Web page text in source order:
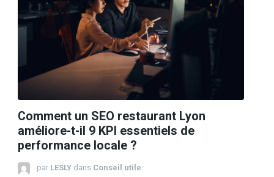
Comment un SEO restaurant Lyon
améliore-t-il 9 KPI essentiels de
performance locale ?
par LESLY dans Conseil utile